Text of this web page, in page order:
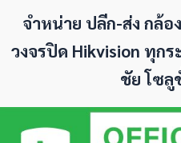
จำหน่าย ปลีก-ส่ง กล้อ
วงจรปิด Hikvision ทุก
ชัย โซลู